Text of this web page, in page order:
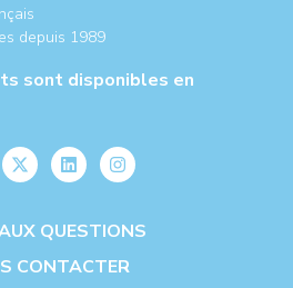
depuis 1989
sont disponibles en
QUESTIONS
CONTACTER